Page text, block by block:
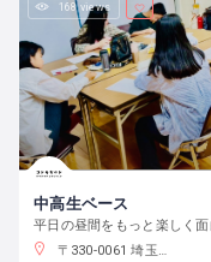
168 views
中高生ベース
〒330-0061 埼玉県さいたま市浦和区常磐７丁目４−１ 埼玉りそな銀行さいたま研修センター